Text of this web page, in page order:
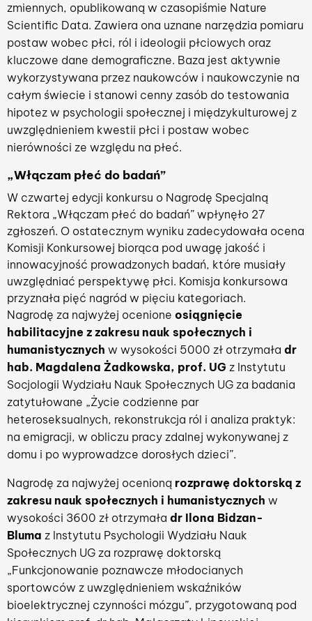
zmiennych, opublikowaną w czasopiśmie Nature
Scientific Data. Zawiera ona uznane narzędzia pomiaru
postaw wobec płci, ról i ideologii płciowych oraz
kluczowe dane demograficzne. Baza jest aktywnie
wykorzystywana przez naukowców i naukowczynie na
całym świecie i stanowi cenny zasób do testowania
hipotez w psychologii społecznej i międzykulturowej z
uwzględnieniem kwestii płci i postaw wobec
nierówności ze względu na płeć.
„Włączam płeć do badań”
W czwartej edycji konkursu o Nagrodę Specjalną
Rektora „Włączam płeć do badań” wpłynęło 27
zgłoszeń. O ostatecznym wyniku zadecydowała ocena
Komisji Konkursowej biorąca pod uwagę jakość i
innowacyjność prowadzonych badań, które musiały
uwzględniać perspektywę płci. Komisja konkursowa
przyznała pięć nagród w pięciu kategoriach.
Nagrodę za najwyżej ocenione osiągnięcie
habilitacyjne z zakresu nauk społecznych i
humanistycznych w wysokości 5000 zł otrzymała dr
hab. Magdalena Żadkowska, prof. UG z Instytutu
Socjologii Wydziału Nauk Społecznych UG za badania
zatytułowane „Życie codzienne par
heteroseksualnych, rekonstrukcja ról i analiza praktyk:
na emigracji, w obliczu pracy zdalnej wykonywanej z
domu i po wyprowadzce dorosłych dzieci”.
Nagrodę za najwyżej ocenioną rozprawę doktorską z
zakresu nauk społecznych i humanistycznych w
wysokości 3600 zł otrzymała dr Ilona Bidzan-
Bluma z Instytutu Psychologii Wydziału Nauk
Społecznych UG za rozprawę doktorską
„Funkcjonowanie poznawcze młodocianych
sportowców z uwzględnieniem wskaźników
bioelektrycznej czynności mózgu”, przygotowaną pod